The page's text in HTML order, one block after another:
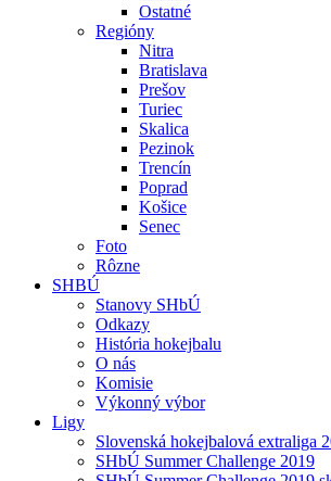
Ostatné
Regióny
Nitra
Bratislava
Prešov
Turiec
Skalica
Pezinok
Trencín
Poprad
Košice
Senec
Foto
Rôzne
SHBÚ
Stanovy SHbÚ
Odkazy
História hokejbalu
O nás
Komisie
Výkonný výbor
Ligy
Slovenská hokejbalová extraliga
SHbÚ Summer Challenge 2019